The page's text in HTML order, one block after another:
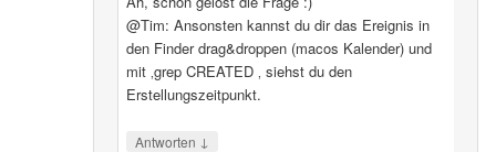
@Tim: Ansonsten kannst du dir das Ereignis in
den Finder drag&droppen (macos Kalender) und
mit ‚grep CREATED ‚ siehst du den
Erstellungszeitpunkt.
Antworten ↓